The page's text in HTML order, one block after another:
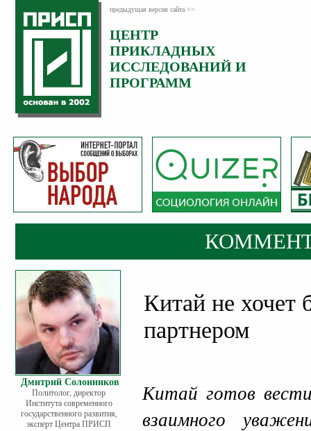
предыдущая версия сайта >>
ЦЕНТР
ПРИКЛАДНЫХ
ИССЛЕДОВАНИЙ И
ПРОГРАММ
Дмитрий Солонников
Политолог, директор
Института современного
государственного развития,
эксперт Центра ПРИСП
Китай не
партнером
Китай готов
взаимного
Категория:
Комментарии